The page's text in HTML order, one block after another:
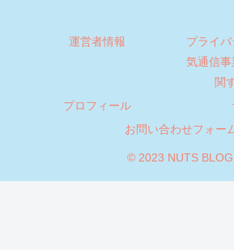
運営者情報
プライ
気通信
関
プロフィール
お問い合わせフォー
© 2023 NUTS BLOG.